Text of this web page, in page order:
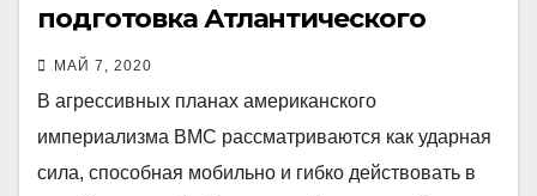
подготовка Атлантического
флота
МАЙ 7, 2020
В агрессивных планах американского
империализма ВМС рассматриваются как ударная
сила, способная мобильно и гибко действовать в